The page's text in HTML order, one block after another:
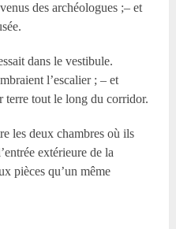
des archéologues ;– et
dans le vestibule.
l’escalier ; – et
terre tout le long du corridor.
les deux chambres où ils
extérieure de la
pièces qu’un même